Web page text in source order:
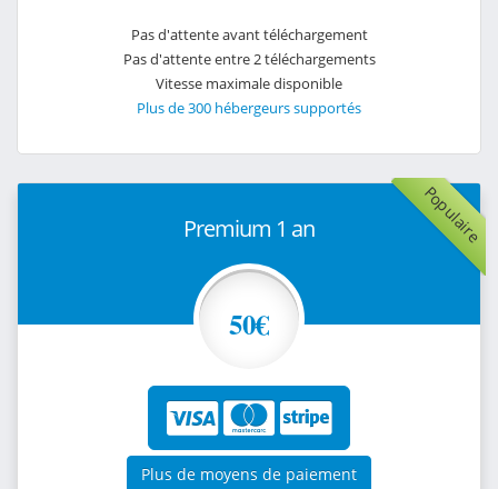
Pas d'attente avant téléchargement
Pas d'attente entre 2 téléchargements
Vitesse maximale disponible
Plus de 300 hébergeurs supportés
Populaire
Premium 1 an
50€
Plus de moyens de paiement